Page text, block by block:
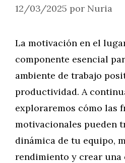
12/03/2025 por Nuria
La motivación en el
componente esencial
ambiente de trabajo
productividad. A
exploraremos cómo las
motivacionales pueden
dinámica de tu equipo,
rendimiento y crear